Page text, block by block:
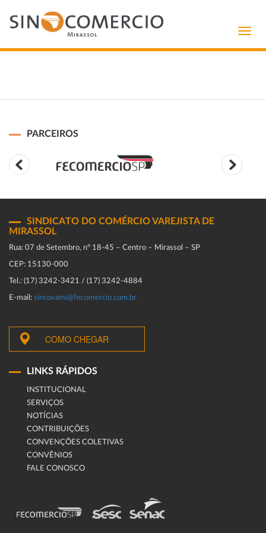
PARCEIROS
SINDICATO DO COMÉRCIO VAREJISTA DE
MIRASSOL
Rua: 07 de Setembro, n° 18-45 – Centro – Mirassol – SP
CEP: 15130-000
Tel.: (17) 3242-3421 / (17) 3242-4884
E-mail: sincovami@fecomercio.com.br
COMO CHEGAR
LINKS RÁPIDOS
INSTITUCIONAL
SERVIÇOS
NOTÍCIAS
CONTRIBUIÇÕES
CONVENÇÕES COLETIVAS
CONVÊNIOS
FALE CONOSCO